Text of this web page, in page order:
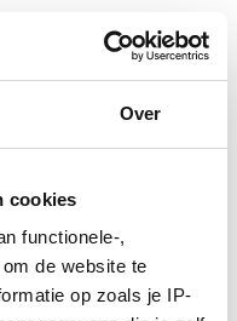
Over
cookies
functionele-,
de website te
op zoals je IP-
op
pagina